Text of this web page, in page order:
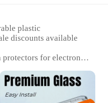
plastic
discounts available
protectors for electronic
design that
screens from scratches,